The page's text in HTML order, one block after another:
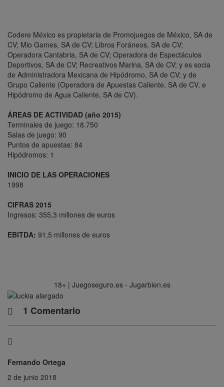
Codere México es propietaria de Promojuegos de México, SA de
CV; Mio Games, SA de CV; Libros Foráneos, SA de CV;
Operadora Cantabria, SA de CV; Operadora de Espectáculos
Deportivos, SA de CV; Recreativos Marina, SA de CV; y es socia
de Administradora Mexicana de Hipódromo, SA de CV; y de
Grupo Caliente (Operadora de Apuestas Caliente, SA de CV, e
Hipódromo de Agua Caliente, SA de CV).
ÁREAS DE ACTIVIDAD (año 2015)
Terminales de juego: 18.750
Salas de juego: 90
Puntos de apuestas: 84
Hipódromos: 1
INICIO DE LAS OPERACIONES
1998
CIFRAS 2015
Ingresos: 355,3 millones de euros
EBITDA: 91,5 millones de euros
18+ | Juegoseguro.es - Jugarbien.es
1 Comentario
Fernando Ortega
2 de junio 2018